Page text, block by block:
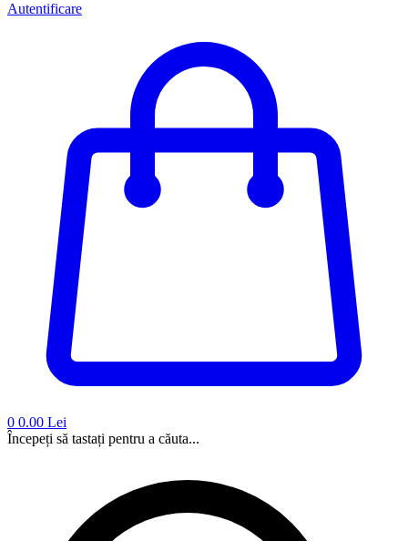
Autentificare
0 0.00 Lei
Începeți să tastați pentru a căuta...